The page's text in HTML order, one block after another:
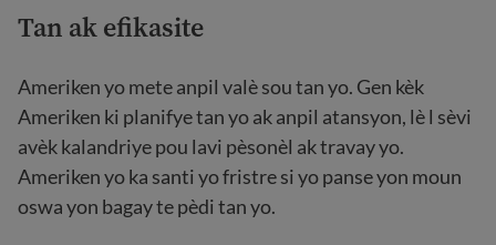
Tan ak efikasite
Ameriken yo mete anpil valè sou tan yo. Gen kèk
Ameriken ki planifye tan yo ak anpil atansyon, lè l sèvi
avèk kalandriye pou lavi pèsonèl ak travay yo.
Ameriken yo ka santi yo fristre si yo panse yon moun
oswa yon bagay te pèdi tan yo.